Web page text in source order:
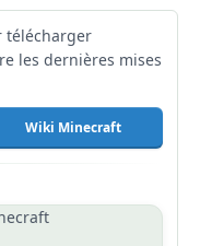
télécharger
les dernières mises
Wiki Minecraft